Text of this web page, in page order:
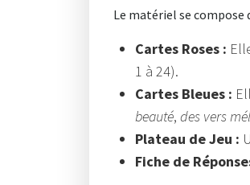
Le matériel se compose
Cartes Roses :
1 à 24).
Cartes Bleues :
beauté, des vers
Plateau de Jeu :
Fiche de